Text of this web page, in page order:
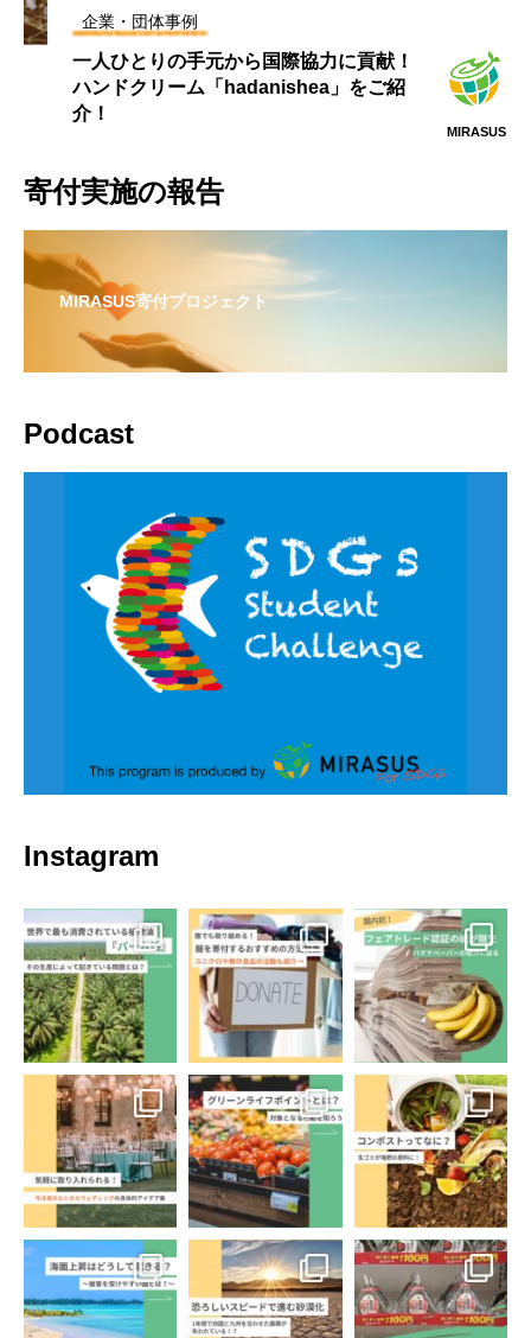
企業・団体事例
一人ひとりの手元から国際協力に貢献！
ハンドクリーム「hadanishea」をご紹
介！
MIRASUS
寄付実施の報告
MIRASUS寄付プロジェクト
Podcast
Instagram